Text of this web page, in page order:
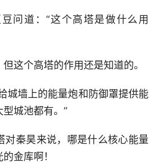
问道：“这个高塔是做什么用
这个高塔的作用还是知道的。
城墙上的能量炮和防御罩提供能
城池都有。”
对秦昊来说，哪是什么核心能量
金库啊！